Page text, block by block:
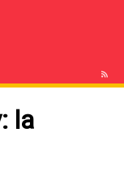
la